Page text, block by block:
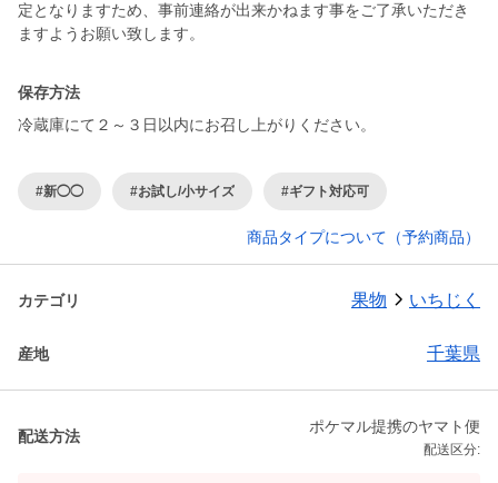
定となりますため、事前連絡が出来かねます事をご了承いただき
ますようお願い致します。
保存方法
冷蔵庫にて２～３日以内にお召し上がりください。
#新◯◯ #お試し/小サイズ #ギフト対応可
商品タイプについて（予約商品）
カテゴリ 果物 いちじく
産地 千葉県
配送方法
ポケマル提携のヤマト便
配送区分: